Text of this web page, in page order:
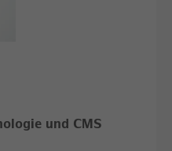
und CMS